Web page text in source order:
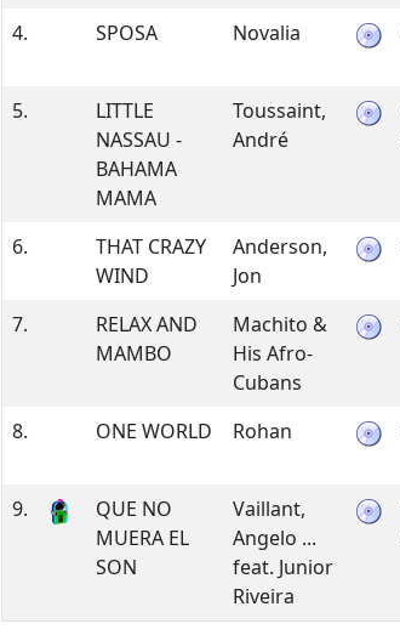
4. SPOSA Novalia
5.
LITTLE
NASSAU -
BAHAMA
MAMA
Toussaint,
André
6.
THAT CRAZY
WIND
Anderson,
Jon
7.
RELAX AND
MAMBO
Machito &
His Afro-
Cubans
8. ONE WORLD Rohan
9.
QUE NO
MUERA EL
SON
Vaillant,
Angelo ...
feat. Junior
Riveira